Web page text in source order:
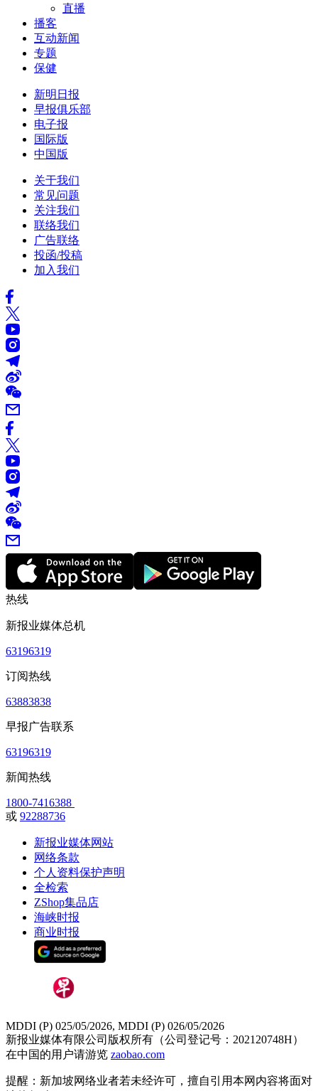
直播
播客
互动新闻
专题
保健
新明日报
早报俱乐部
电子报
国际版
中国版
关于我们
常见问题
关注我们
联络我们
广告联络
投函/投稿
加入我们
热线
新报业媒体总机
63196319
订阅热线
63883838
早报广告联系
63196319
新闻热线
1800-7416388
或 92288736
新报业媒体网站
网络条款
个人资料保护声明
全检索
ZShop集品店
海峡时报
商业时报
MDDI (P) 025/05/2026, MDDI (P) 026/05/2026
新报业媒体有限公司版权所有（公司登记号：202120748H）
在中国的用户请游览 zaobao.com
提醒：新加坡网络业者若未经许可，擅自引用本网内容将面对